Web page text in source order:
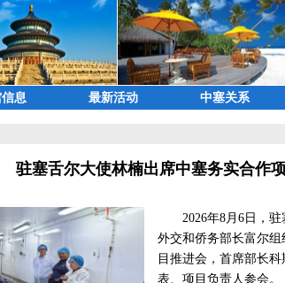
息 最新活动 中塞关系
驻塞舌尔大使林楠出席中塞务实合作
2026年8月6日，驻
外交和侨务部长富尔
目推进会，首席部长
表、项目负责人参会。